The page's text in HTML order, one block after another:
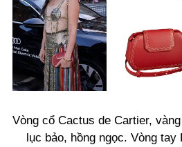
Vòng cổ Cactus de Cartier,
lục bảo, hồng ngọc. Vòng tay